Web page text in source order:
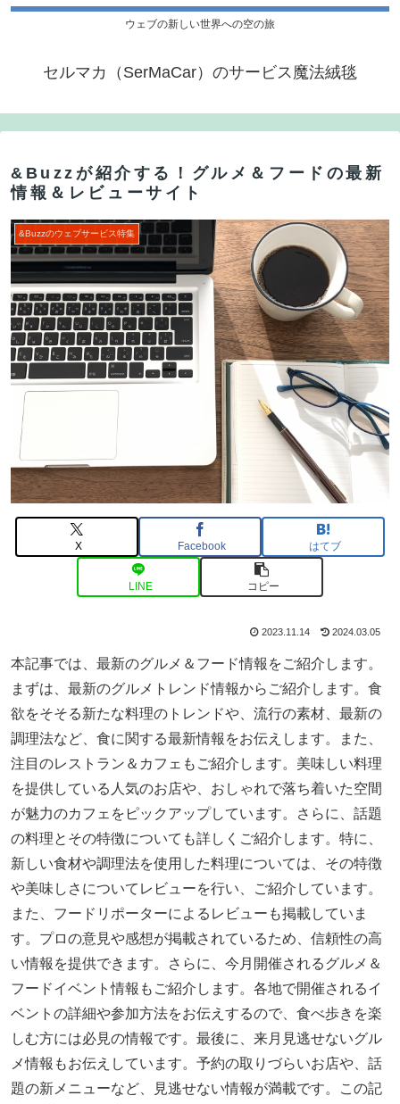
ウェブの新しい世界への空の旅
セルマカ（SerMaCar）のサービス魔法絨毯
&Buzzが紹介する！グルメ＆フードの最新
情報＆レビューサイト
&Buzzのウェブサービス特集
X Facebook はてブ
LINE コピー
2023.11.14 2024.03.05
本記事では、最新のグルメ＆フード情報をご紹介します。
まずは、最新のグルメトレンド情報からご紹介します。食
欲をそそる新たな料理のトレンドや、流行の素材、最新の
調理法など、食に関する最新情報をお伝えします。また、
注目のレストラン＆カフェもご紹介します。美味しい料理
を提供している人気のお店や、おしゃれで落ち着いた空間
が魅力のカフェをピックアップしています。さらに、話題
の料理とその特徴についても詳しくご紹介します。特に、
新しい食材や調理法を使用した料理については、その特徴
や美味しさについてレビューを行い、ご紹介しています。
また、フードリポーターによるレビューも掲載していま
す。プロの意見や感想が掲載されているため、信頼性の高
い情報を提供できます。さらに、今月開催されるグルメ＆
フードイベント情報もご紹介します。各地で開催されるイ
ベントの詳細や参加方法をお伝えするので、食べ歩きを楽
しむ方には必見の情報です。最後に、来月見逃せないグル
メ情報もお伝えしています。予約の取りづらいお店や、話
題の新メニューなど、見逃せない情報が満載です。この記